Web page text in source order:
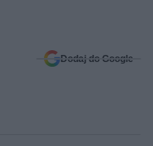
Dodaj do Google